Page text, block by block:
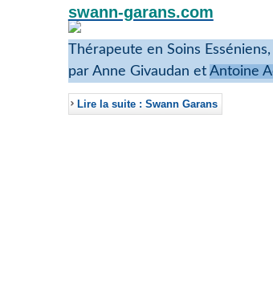
swann-garans.com
Thérapeute en Soins
par Anne Givaudan et Antoine
Lire la suite : Swann Garans